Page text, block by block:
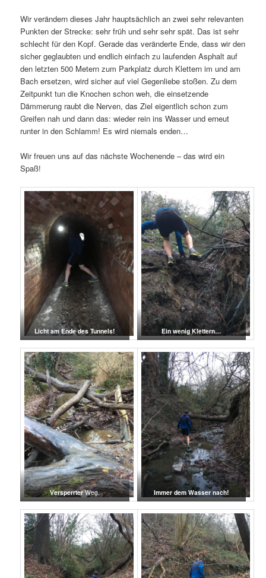
Wir verändern dieses Jahr hauptsächlich an zwei sehr relevanten
Punkten der Strecke: sehr früh und sehr sehr spät. Das ist sehr
schlecht für den Kopf. Gerade das veränderte Ende, dass wir den
sicher geglaubten und endlich einfach zu laufenden Asphalt auf
den letzten 500 Metern zum Parkplatz durch Klettern im und am
Bach ersetzen, wird sicher auf viel Gegenliebe stoßen. Zu dem
Zeitpunkt tun die Knochen schon weh, die einsetzende
Dämmerung raubt die Nerven, das Ziel eigentlich schon zum
Greifen nah und dann das: wieder rein ins Wasser und erneut
runter in den Schlamm! Es wird niemals enden…
Wir freuen uns auf das nächste Wochenende – das wird ein
Spaß!
Licht am Ende des Tunnels! Ein wenig Klettern…
VersperrterWeg. Immer dem Wasser nach!